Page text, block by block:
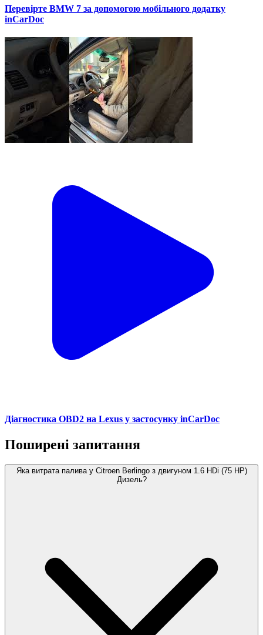
Перевірте BMW 7 за допомогою мобільного додатку
inCarDoc
Діагностика OBD2 на Lexus у застосунку inCarDoc
Поширені запитання
Яка витрата палива у Citroen Berlingo з двигуном 1.6 HDi (75 HP)
Дизель?